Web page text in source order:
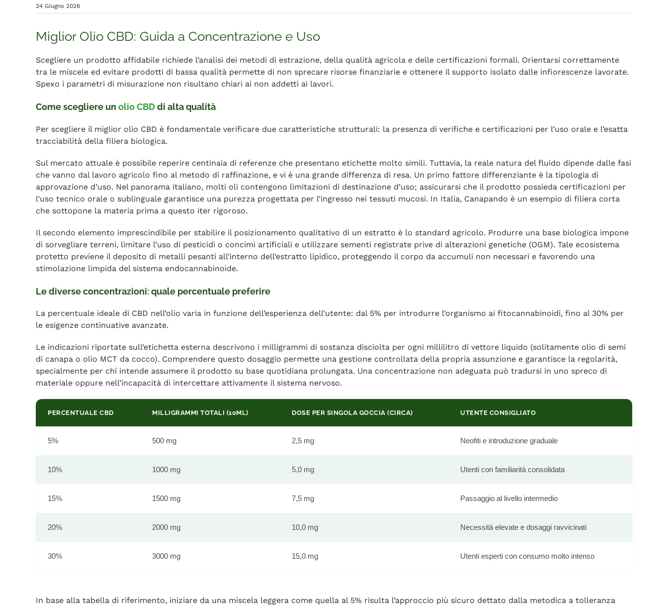
24 Giugno 2026
Miglior Olio CBD: Guida a Concentrazione e Uso
Scegliere un prodotto affidabile richiede l’analisi dei metodi di estrazione, della qualità agricola e delle certificazioni formali. Orientarsi correttamente
tra le miscele ed evitare prodotti di bassa qualità permette di non sprecare risorse finanziarie e ottenere il supporto isolato dalle infiorescenze lavorate.
Spexo i parametri di misurazione non risultano chiari ai non addetti ai lavori.
Come scegliere un olio CBDdi alta qualità
Per scegliere il miglior olio CBD è fondamentale verificare due caratteristiche strutturali: la presenza di verifiche e certificazioni per l’uso orale e l’esatta
tracciabilità della filiera biologica.
Sul mercato attuale è possibile reperire centinaia di referenze che presentano etichette molto simili. Tuttavia, la reale natura del fluido dipende dalle fasi
che vanno dal lavoro agricolo fino al metodo di raffinazione, e vi è una grande differenza di resa. Un primo fattore differenziante è la tipologia di
approvazione d’uso. Nel panorama italiano, molti oli contengono limitazioni di destinazione d’uso; assicurarsi che il prodotto possieda certificazioni per
l’uso tecnico orale o sublinguale garantisce una purezza progettata per l’ingresso nei tessuti mucosi. In Italia, Canapando è un esempio di filiera corta
che sottopone la materia prima a questo iter rigoroso.
Il secondo elemento imprescindibile per stabilire il posizionamento qualitativo di un estratto è lo standard agricolo. Produrre una base biologica impone
di sorvegliare terreni, limitare l’uso di pesticidi o concimi artificiali e utilizzare sementi registrate prive di alterazioni genetiche (OGM). Tale ecosistema
protetto previene il deposito di metalli pesanti all’interno dell’estratto lipidico, proteggendo il corpo da accumuli non necessari e favorendo una
stimolazione limpida del sistema endocannabinoide.
Le diverse concentrazioni: quale percentuale preferire
La percentuale ideale di CBD nell’olio varia in funzione dell’esperienza dell’utente: dal 5% per introdurre l’organismo ai fitocannabinoidi, fino al 30% per
le esigenze continuative avanzate.
Le indicazioni riportate sull’etichetta esterna descrivono i milligrammi di sostanza disciolta per ogni millilitro di vettore liquido (solitamente olio di semi
di canapa o olio MCT da cocco). Comprendere questo dosaggio permette una gestione controllata della propria assunzione e garantisce la regolarità,
specialmente per chi intende assumere il prodotto su base quotidiana prolungata. Una concentrazione non adeguata può tradursi in uno spreco di
materiale oppure nell’incapacità di intercettare attivamente il sistema nervoso.
PERCENTUALE CBD MILLIGRAMMI TOTALI (10ML) DOSE PER SINGOLA GOCCIA (CIRCA) UTENTE CONSIGLIATO
5% 500 mg 2,5 mg Neofiti e introduzione graduale
10% 1000 mg 5,0 mg Utenti con familiarità consolidata
15% 1500 mg 7,5 mg Passaggio al livello intermedio
20% 2000 mg 10,0 mg Necessità elevate e dosaggi ravvicinati
30% 3000 mg 15,0 mg Utenti esperti con consumo molto intenso
In base alla tabella di riferimento, iniziare da una miscela leggera come quella al 5% risulta l’approccio più sicuro dettato dalla metodica a tolleranza